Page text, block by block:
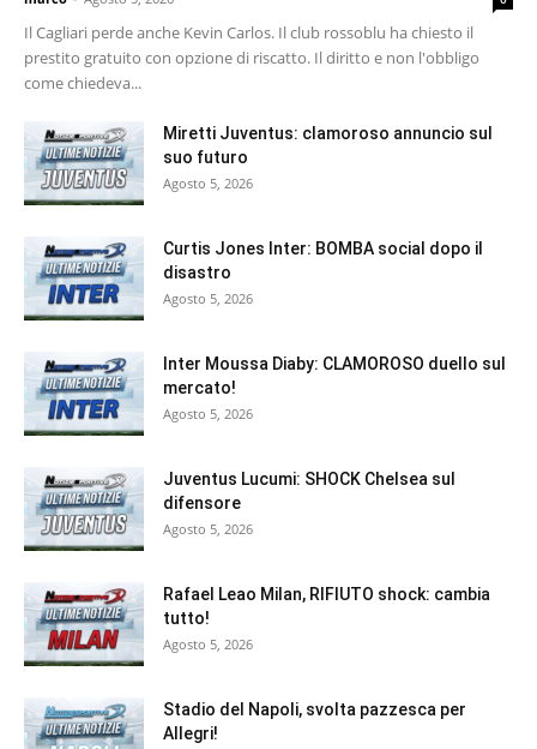
Il Cagliari perde anche Kevin Carlos. Il club rossoblu ha chiesto il
prestito gratuito con opzione di riscatto. Il diritto e non l'obbligo
come chiedeva...
Miretti Juventus: clamoroso annuncio sul
suo futuro
Agosto 5, 2026
Curtis Jones Inter: BOMBA social dopo il
disastro
Agosto 5, 2026
Inter Moussa Diaby: CLAMOROSO duello sul
mercato!
Agosto 5, 2026
Juventus Lucumi: SHOCK Chelsea sul
difensore
Agosto 5, 2026
Rafael Leao Milan, RIFIUTO shock: cambia
tutto!
Agosto 5, 2026
Stadio del Napoli, svolta pazzesca per
Allegri!